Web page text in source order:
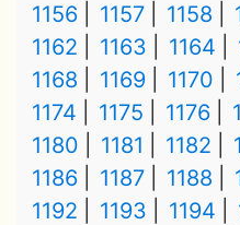
1156
1157 1158
1162
1163 1164
1168
1169 1170
1174
1175 1176
1180
1181 1182
1186
1187 1188
1192
1193 1194